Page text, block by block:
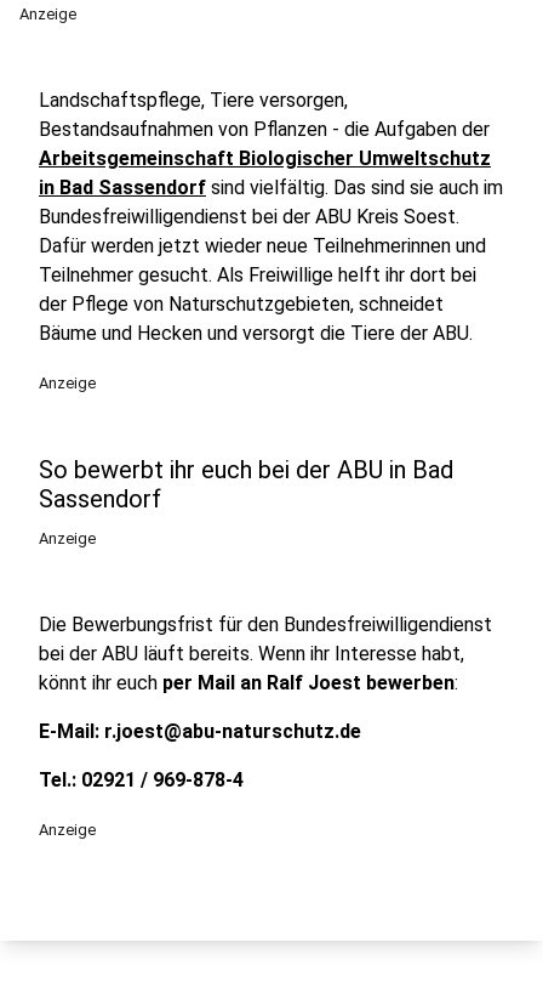
Anzeige
Landschaftspflege, Tiere versorgen,
Bestandsaufnahmen von Pflanzen - die Aufgaben der
Arbeitsgemeinschaft Biologischer Umweltschutz
in Bad Sassendorf sind vielfältig. Das sind sie auch im
Bundesfreiwilligendienst bei der ABU Kreis Soest.
Dafür werden jetzt wieder neue Teilnehmerinnen und
Teilnehmer gesucht. Als Freiwillige helft ihr dort bei
der Pflege von Naturschutzgebieten, schneidet
Bäume und Hecken und versorgt die Tiere der ABU.
Anzeige
So bewerbt ihr euch bei der ABU in Bad
Sassendorf
Anzeige
Die Bewerbungsfrist für den Bundesfreiwilligendienst
bei der ABU läuft bereits. Wenn ihr Interesse habt,
könnt ihr euch per Mail an Ralf Joest bewerben:
E-Mail: r.joest@abu-naturschutz.de
Tel.: 02921 / 969-878-4
Anzeige